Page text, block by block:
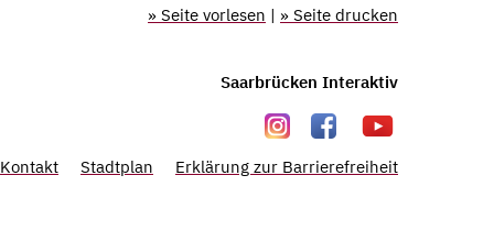
» Seite vorlesen | » Seite drucken
Saarbrücken Interaktiv
Kontakt Stadtplan Erklärung zur Barrierefreiheit